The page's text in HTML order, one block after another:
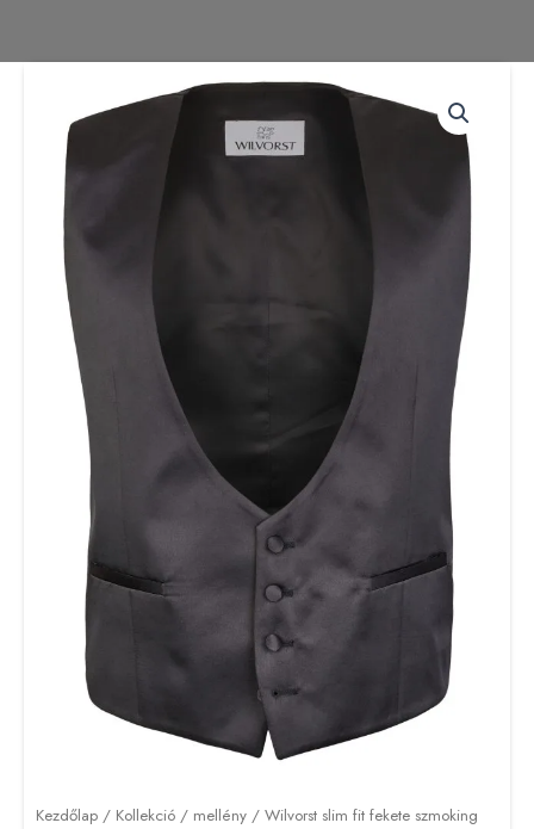
Kezdőlap / Kollekció / mellény / Wilvorst slim fit fekete szmoking